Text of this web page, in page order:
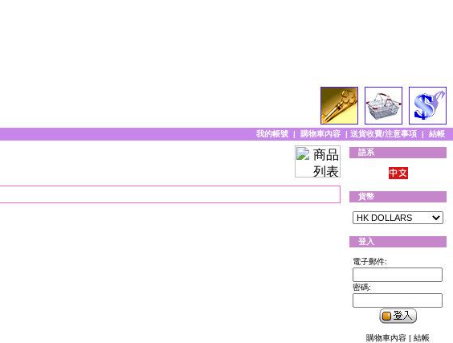
我的帳號 | 購物車內容 | 送貨收費/注意事項 | 結帳
語系
貨幣
登入
電子郵件:
密碼:
購物車內容 | 結帳